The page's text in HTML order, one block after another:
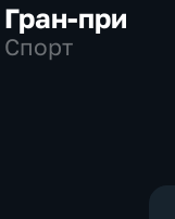
Гран-при
Спорт